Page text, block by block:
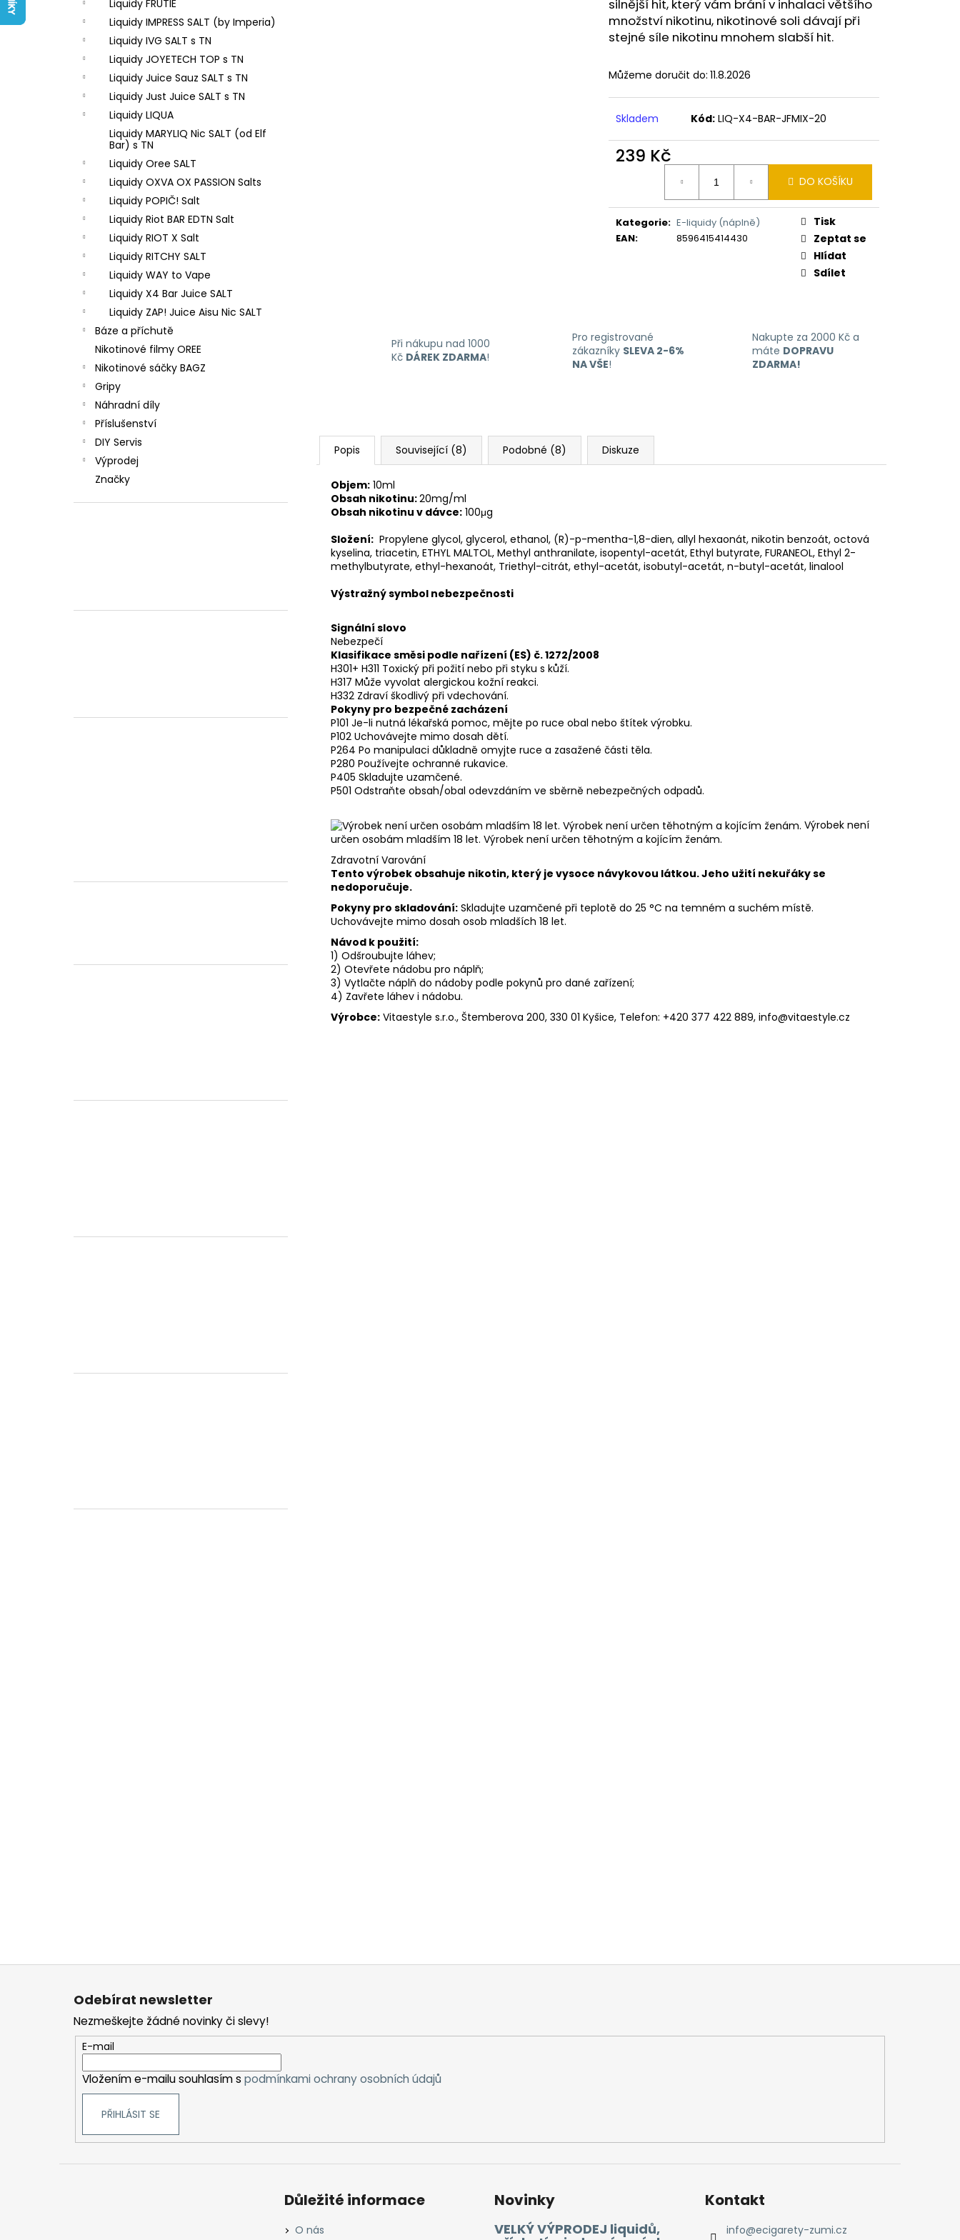
Liquidy FRUTIE
Liquidy IMPRESS SALT (by Imperia)
Liquidy IVG SALT s TN
Liquidy JOYETECH TOP s TN
Liquidy Juice Sauz SALT s TN
Liquidy Just Juice SALT s TN
Liquidy LIQUA
Liquidy MARYLIQ Nic SALT (od Elf
Bar) s TN
Liquidy Oree SALT
Liquidy OXVA OX PASSION Salts
Liquidy POPIČ! Salt
Liquidy Riot BAR EDTN Salt
Liquidy RIOT X Salt
Liquidy RITCHY SALT
Liquidy WAY to Vape
Liquidy X4 Bar Juice SALT
Liquidy ZAP! Juice Aisu Nic SALT
Báze a příchutě
Nikotinové filmy OREE
Nikotinové sáčky BAGZ
Gripy
Náhradní díly
Příslušenství
DIY Servis
Výprodej
Značky
silnější hit, který vám brání v inhalaci většího
množství nikotinu, nikotinové soli dávají při
stejné síle nikotinu mnohem slabší hit.
Můžeme doručit do: 11.8.2026
Skladem Kód: LIQ-X4-BAR-JFMIX-20
239 Kč
DO KOŠÍKU
Kategorie: E-liquidy (náplně)
EAN: 8596415414430
Tisk
Zeptat se
Hlídat
Sdílet
Při nákupu nad 1000
Kč DÁREK ZDARMA!
Pro registrované
zákazníky SLEVA 2-6%
NA VŠE!
Nakupte za 2000 Kč a
máte DOPRAVU
ZDARMA!
Popis Související (8) Podobné (8) Diskuze
Objem: 10ml
Obsah nikotinu:20mg/ml
Obsah nikotinu v dávce: 100μg
Složení: Propylene glycol, glycerol, ethanol, (R)-p-mentha-1,8-dien, allyl hexaonát, nikotin benzoát, octová
kyselina, triacetin, ETHYL MALTOL, Methyl anthranilate, isopentyl-acetát, Ethyl butyrate, FURANEOL, Ethyl 2-
methylbutyrate, ethyl-hexanoát, Triethyl-citrát, ethyl-acetát, isobutyl-acetát, n-butyl-acetát, linalool
Výstražný symbol nebezpečnosti
Signální slovo
Nebezpečí
Klasifikace směsi podle nařízení (ES) č. 1272/2008
H301+ H311 Toxický při požití nebo při styku s kůží.
H317 Může vyvolat alergickou kožní reakci.
H332 Zdraví škodlivý při vdechování.
Pokyny pro bezpečné zacházení
P101 Je-li nutná lékařská pomoc, mějte po ruce obal nebo štítek výrobku.
P102 Uchovávejte mimo dosah dětí.
P264 Po manipulaci důkladně omyjte ruce a zasažené části těla.
P280 Používejte ochranné rukavice.
P405 Skladujte uzamčené.
P501 Odstraňte obsah/obal odevzdáním ve sběrně nebezpečných odpadů.
Výrobek není
určen osobám mladším 18 let. Výrobek není určen těhotným a kojícím ženám.
Zdravotní Varování
Tento výrobek obsahuje nikotin, který je vysoce návykovou látkou. Jeho užití nekuřáky se
nedoporučuje.
Pokyny pro skladování: Skladujte uzamčené při teplotě do 25 °C na temném a suchém místě.
Uchovávejte mimo dosah osob mladších 18 let.
Návod k použití:
1) Odšroubujte láhev;
2) Otevřete nádobu pro náplň;
3) Vytlačte náplň do nádoby podle pokynů pro dané zařízení;
4) Zavřete láhev i nádobu.
Výrobce: Vitaestyle s.r.o., Štemberova 200, 330 01 Kyšice, Telefon: +420 377 422 889, info@vitaestyle.cz
LIQUID ARAMAX 4PACK CIGAR
TOBACCO 4X10ML-18MG
558 Kč
LIQUID LIQUA AMERICAN BLEND 10ML-
6MG (AMERICKÝ MÍCHANÝ TABÁK)
Odebírat newsletter
Nezmeškejte žádné novinky či slevy!
E-mail
Vložením e-mailu souhlasím s podmínkami ochrany osobních údajů
PŘIHLÁSIT SE
Důležité informace
O nás
Novinky
VELKÝ VÝPRODEJ liquidů,
Kontakt
info@ecigarety-zumi.cz